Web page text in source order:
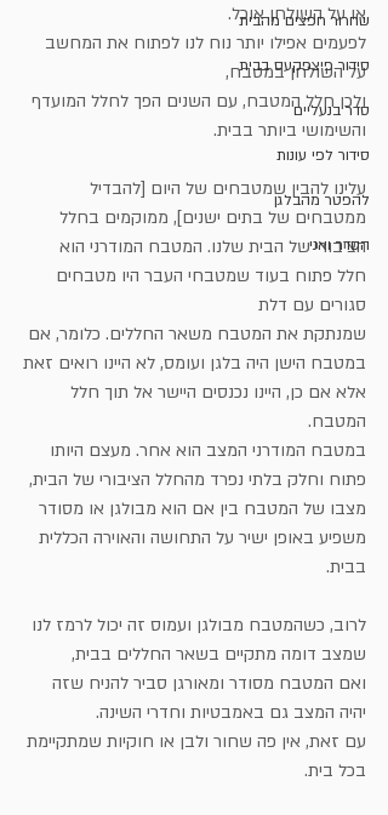
שחרור חפצים מהבית
סידור פיצפקעס בבית
סדר בנעליים
סידור לפי עונות
להפטר מהבלגן
הסדר ואני
או על השולחן אוכל.
לפעמים אפילו יותר נוח לנו לפתוח את המחשב
על השולחן במטבח,
ולכן חלל המטבח, עם השנים הפך לחלל המועדף
והשימושי ביותר בבית.
עלינו להבין שמטבחים של היום [להבדיל
ממטבחים של בתים ישנים], ממוקמים בחלל
הציבורי של הבית שלנו. המטבח המודרני הוא
חלל פתוח בעוד שמטבחי העבר היו מטבחים
סגורים עם דלת
שמנתקת את המטבח משאר החללים. כלומר, אם
במטבח הישן היה בלגן ועומס, לא היינו רואים זאת
אלא אם כן, היינו נכנסים היישר אל תוך חלל
המטבח.
במטבח המודרני המצב הוא אחר. מעצם היותו
פתוח וחלק בלתי נפרד מהחלל הציבורי של הבית,
מצבו של המטבח בין אם הוא מבולגן או מסודר
משפיע באופן ישיר על התחושה והאוירה הכללית
בבית.
לרוב, כשהמטבח מבולגן ועמוס זה יכול לרמז לנו
שמצב דומה מתקיים בשאר החללים בבית,
ואם המטבח מסודר ומאורגן סביר להניח שזה
יהיה המצב גם באמבטיות וחדרי השינה.
עם זאת, אין פה שחור ולבן או חוקיות שמתקיימת
בכל בית.